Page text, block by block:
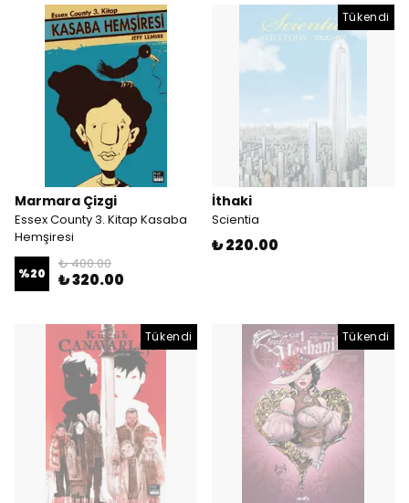
Marmara Çizgi
Essex County 3. Kitap Kasaba
Hemşiresi
%20
₺ 400.00
₺ 320.00
Tükendi
İthaki
Scientia
₺ 220.00
Tükendi Tükendi